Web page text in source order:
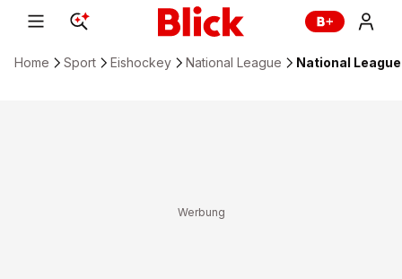
Home Sport Eishockey National League National